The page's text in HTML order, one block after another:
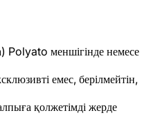
Polyato меншігінде немесе
емес, берілмейтін,
қолжетімді жерде